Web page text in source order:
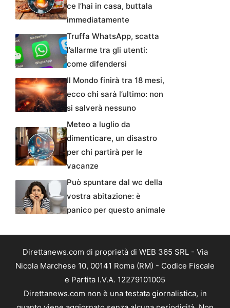
ce l’hai in casa, buttala
immediatamente
Truffa WhatsApp, scatta
l’allarme tra gli utenti:
come difendersi
Il Mondo finirà tra 18 mesi,
ecco chi sarà l’ultimo: non
si salverà nessuno
Meteo a luglio da
dimenticare, un disastro
per chi partirà per le
vacanze
Può spuntare dal wc della
vostra abitazione: è
panico per questo animale
Direttanews.com di proprietà di WEB 365 SRL - Via
Nicola Marchese 10, 00141 Roma (RM) - Codice Fiscale
e Partita I.V.A. 12279101005
Direttanews.com non è una testata giornalistica, in